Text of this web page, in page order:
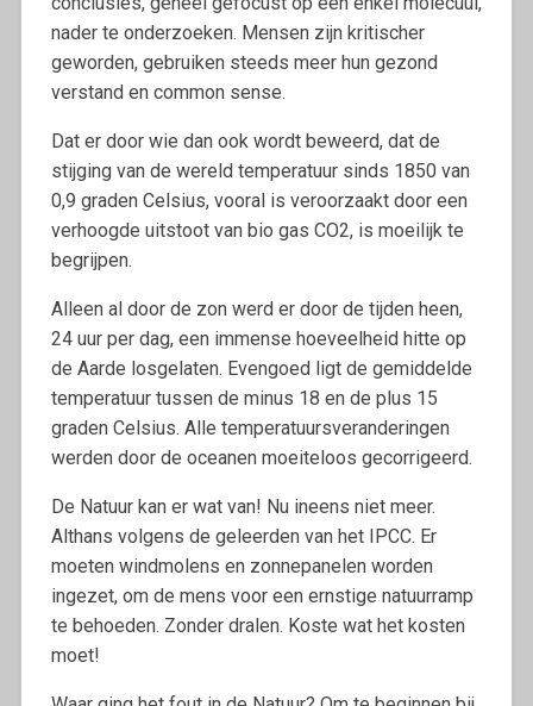
nader te onderzoeken. Mensen zijn kritischer
geworden, gebruiken steeds meer hun gezond
verstand en common sense.
Dat er door wie dan ook wordt beweerd, dat de
stijging van de wereld temperatuur sinds 1850 van
0,9 graden Celsius, vooral is veroorzaakt door een
verhoogde uitstoot van bio gas CO2, is moeilijk te
begrijpen.
Alleen al door de zon werd er door de tijden heen,
24 uur per dag, een immense hoeveelheid hitte op
de Aarde losgelaten. Evengoed ligt de gemiddelde
temperatuur tussen de minus 18 en de plus 15
graden Celsius. Alle temperatuursveranderingen
werden door de oceanen moeiteloos gecorrigeerd.
De Natuur kan er wat van! Nu ineens niet meer.
Althans volgens de geleerden van het IPCC. Er
moeten windmolens en zonnepanelen worden
ingezet, om de mens voor een ernstige natuurramp
te behoeden. Zonder dralen. Koste wat het kosten
moet!